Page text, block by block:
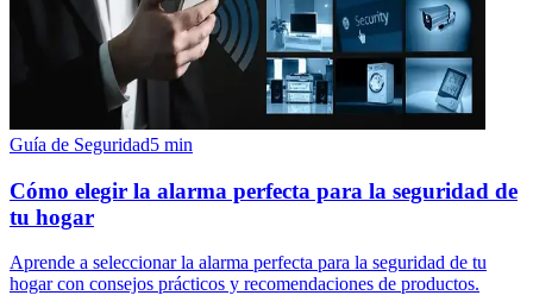
Guía de Seguridad5 min
Cómo elegir la alarma perfecta para la seguridad de
tu hogar
Aprende a seleccionar la alarma perfecta para la seguridad de tu
hogar con consejos prácticos y recomendaciones de productos.